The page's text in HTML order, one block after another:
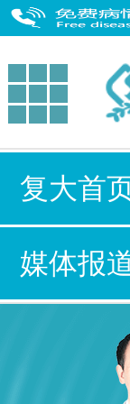
复大首
媒体报